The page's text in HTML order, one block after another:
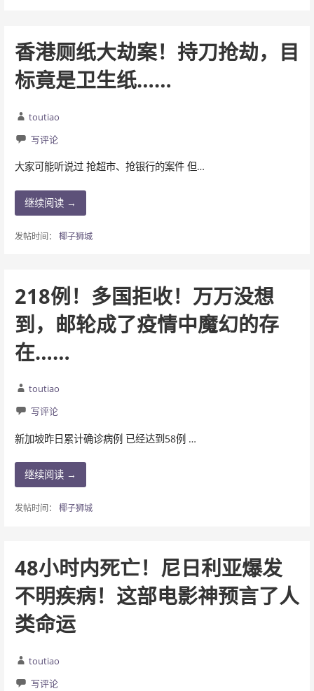
香港厕纸大劫案！持刀抢劫，目
标竟是卫生纸……
toutiao
写评论
大家可能听说过 抢超市、抢银行的案件 但…
继续阅读 →
发帖时间： 椰子狮城
218例！多国拒收！万万没想
到，邮轮成了疫情中魔幻的存
在……
toutiao
写评论
新加坡昨日累计确诊病例 已经达到58例 …
继续阅读 →
发帖时间： 椰子狮城
48小时内死亡！尼日利亚爆发
不明疾病！这部电影神预言了人
类命运
toutiao
写评论